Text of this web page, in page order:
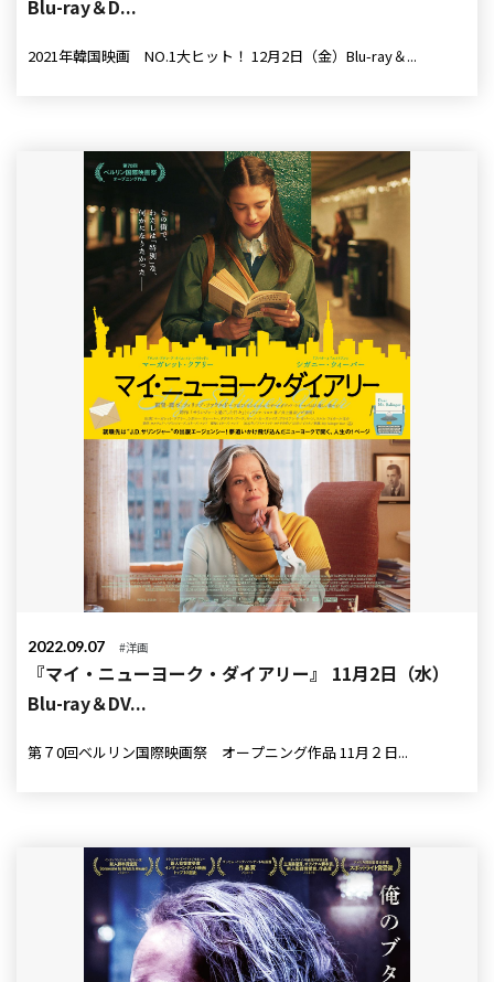
Blu-ray＆D...
2021年韓国映画 NO.1大ヒット！ 12月2日（金）Blu-ray＆...
2022.09.07 #洋画
『マイ・ニューヨーク・ダイアリー』 11月2日（水）
Blu-ray＆DV...
第７0回ベルリン国際映画祭 オープニング作品 11月２日...